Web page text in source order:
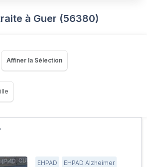
à Guer (56380)
Affiner la Sélection
EHPAD
EHPAD Alzheimer